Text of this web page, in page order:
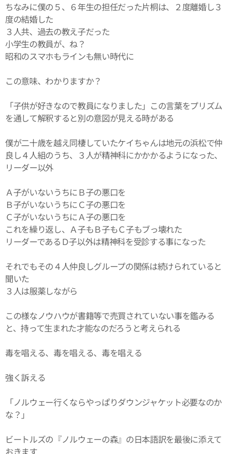
ちなみに僕の５、６年生の担任だった片桐は、２度離婚し３
度の結婚した
３人共、過去の教え子だった
小学生の教員が、ね？
昭和のスマホもラインも無い時代に
この意味、わかりますか？
「子供が好きなので教員になりました」この言葉をプリズム
を通して解釈すると別の意図が見える時がある
僕が二十歳を越え同棲していたケイちゃんは地元の浜松で仲
良し４人組のうち、３人が精神科にかかかるようになった、
リーダー以外
Ａ子がいないうちにＢ子の悪口を
Ｂ子がいないうちにＣ子の悪口を
Ｃ子がいないうちにＡ子の悪口を
これを繰り返し、Ａ子もＢ子もＣ子もブっ壊れた
リーダーであるＤ子以外は精神科を受診する事になった
それでもその４人仲良しグループの関係は続けられていると
聞いた
３人は服薬しながら
この様なノウハウが書籍等で売買されていない事を鑑みる
と、持って生まれた才能なのだろうと考えられる
毒を唱える、毒を唱える、毒を唱える
強く訴える
「ノルウェー行くならやっぱりダウンジャケット必要なのか
な？」
ビートルズの『ノルウェーの森』の日本語訳を最後に添えて
おきます